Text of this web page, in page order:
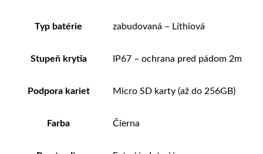
Typ batérie zabudovaná – Líthiová
Stupeň krytia IP67 – ochrana pred pádom 2m
Podpora kariet Micro SD karty (až do 256GB)
Farba Čierna